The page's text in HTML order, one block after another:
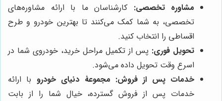
مشاوره تخصصی: کارشناسان ما با ارائه مشاوره‌های
تخصصی، به شما کمک می‌کنند تا بهترین خودرو و طرح
اقساطی را انتخاب کنید.
تحویل فوری: پس از تکمیل مراحل خرید، خودروی شما در
اسرع وقت تحویل داده می‌شود.
خدمات پس از فروش: مجموعۀ دنیای خودرو با ارائه
خدمات پس از فروش گسترده، خیال شما را از بابت